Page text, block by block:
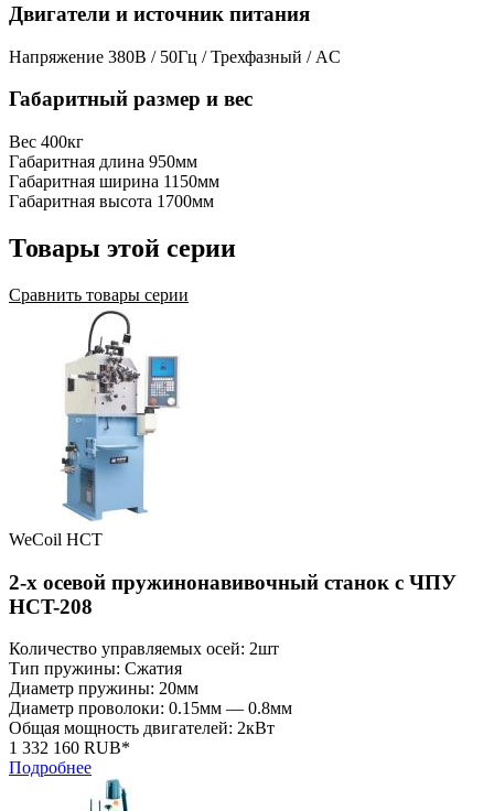
Двигатели и источник питания
Напряжение 380В / 50Гц / Трехфазный / AC
Габаритный размер и вес
Вес 400кг
Габаритная длина 950мм
Габаритная ширина 1150мм
Габаритная высота 1700мм
Товары этой серии
Сравнить товары серии
WeCoil HCT
2-х осевой пружинонавивочный станок с ЧПУ
HCT-208
Количество управляемых осей: 2шт
Тип пружины: Сжатия
Диаметр пружины: 20мм
Диаметр проволоки: 0.15мм — 0.8мм
Общая мощность двигателей: 2кВт
1 332 160 RUB*
Подробнее